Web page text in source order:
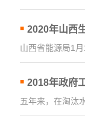
2020年山西
山西省能源局1
2018年政府
五年来，在淘汰